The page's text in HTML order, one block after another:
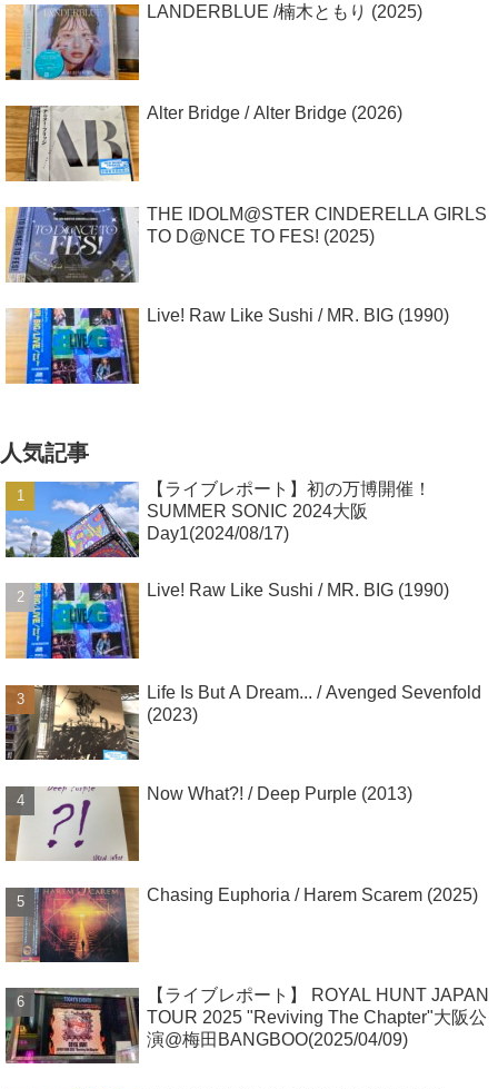
LANDERBLUE /楠木ともり (2025)
Alter Bridge / Alter Bridge (2026)
THE IDOLM@STER CINDERELLA GIRLS
TO D@NCE TO FES! (2025)
Live! Raw Like Sushi / MR. BIG (1990)
人気記事
【ライブレポート】初の万博開催！
SUMMER SONIC 2024大阪
Day1(2024/08/17)
Live! Raw Like Sushi / MR. BIG (1990)
Life Is But A Dream... / Avenged Sevenfold
(2023)
Now What?! / Deep Purple (2013)
Chasing Euphoria / Harem Scarem (2025)
【ライブレポート】 ROYAL HUNT JAPAN
TOUR 2025 "Reviving The Chapter"大阪公
演@梅田BANGBOO(2025/04/09)